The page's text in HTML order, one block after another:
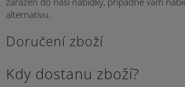
alternativu.
Doručení zboží
Kdy dostanu zboží?